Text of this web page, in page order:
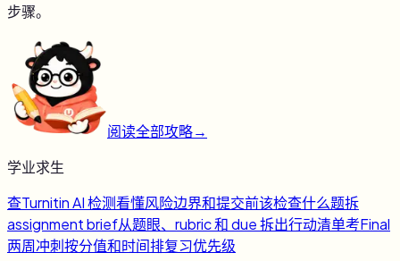
步骤。
阅读全部攻略→
学业求生
查Turnitin AI 检测看懂风险边界和提交前该检查什么题拆
assignment brief从题眼、rubric 和 due 拆出行动清单考Final
两周冲刺按分值和时间排复习优先级